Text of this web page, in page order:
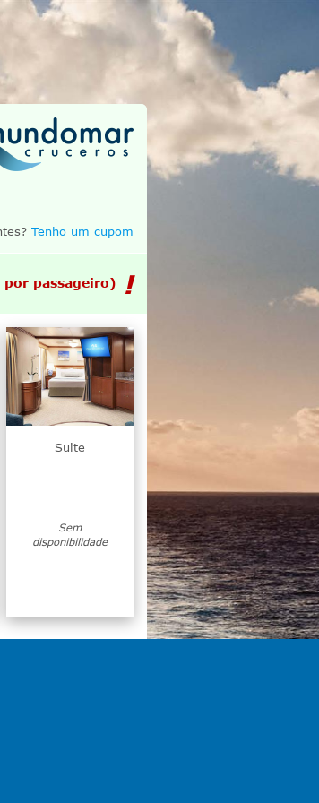
Tenho um cupom
por passageiro)
Suite
Sem
disponibilidade